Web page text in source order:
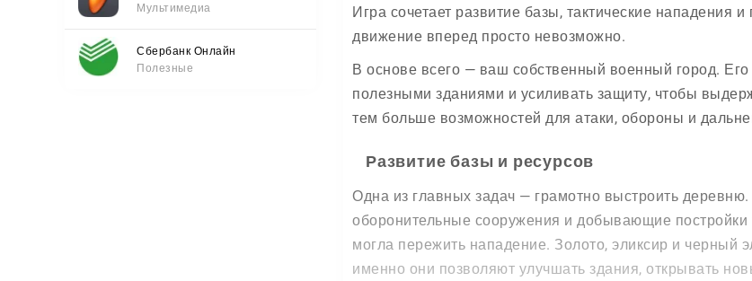
Мультимедиа
Сбербанк Онлайн
Полезные
Игра сочетает развитие базы, тактические нападения
движение вперед просто невозможно.
В основе всего — ваш собственный военный город.
полезными зданиями и усиливать защиту, чтобы
тем больше возможностей для атаки, обороны и
Развитие базы и ресурсов
Одна из главных задач — грамотно выстроить
оборонительные сооружения и добывающие постройки
могла пережить нападение. Золото, эликсир и черный
именно они позволяют улучшать здания, открывать